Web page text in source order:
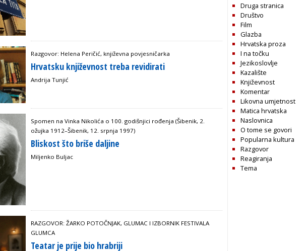
Razgovor: Helena Peričić, književna povjesničarka
Hrvatsku književnost treba revidirati
Andrija Tunjić
Spomen na Vinka Nikolića o 100. godišnjici rođenja (Šibenik, 2.
ožujka 1912–Šibenik, 12. srpnja 1997)
Bliskost što briše daljine
Miljenko Buljac
RAZGOVOR: ŽARKO POTOČNJAK, GLUMAC I IZBORNIK FESTIVALA
GLUMCA
Teatar je prije bio hrabriji
Druga stranica
Društvo
Film
Glazba
Hrvatska proza
I na točku
Jezikoslovlje
Kazalište
Književnost
Komentar
Likovna umjetnost
Matica hrvatska
Naslovnica
O tome se govori
Popularna kultura
Razgovor
Reagiranja
Tema